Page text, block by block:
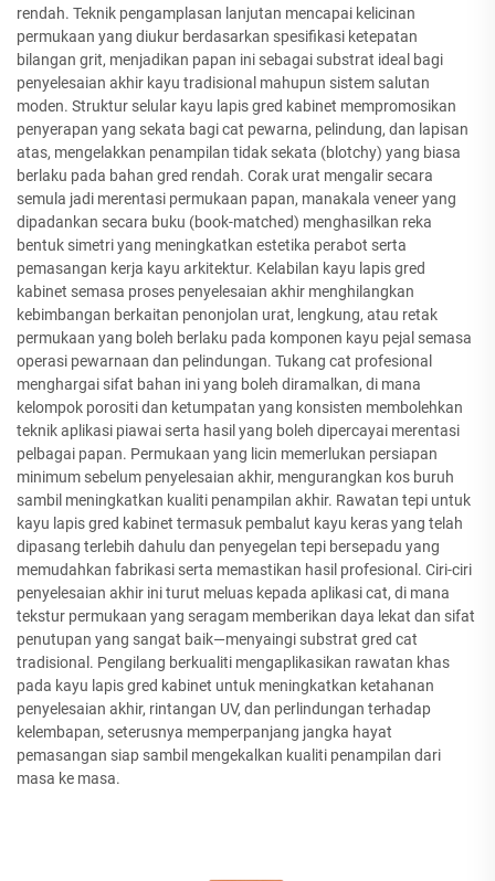
rendah. Teknik pengamplasan lanjutan mencapai kelicinan
permukaan yang diukur berdasarkan spesifikasi ketepatan
bilangan grit, menjadikan papan ini sebagai substrat ideal bagi
penyelesaian akhir kayu tradisional mahupun sistem salutan
moden. Struktur selular kayu lapis gred kabinet mempromosikan
penyerapan yang sekata bagi cat pewarna, pelindung, dan lapisan
atas, mengelakkan penampilan tidak sekata (blotchy) yang biasa
berlaku pada bahan gred rendah. Corak urat mengalir secara
semula jadi merentasi permukaan papan, manakala veneer yang
dipadankan secara buku (book-matched) menghasilkan reka
bentuk simetri yang meningkatkan estetika perabot serta
pemasangan kerja kayu arkitektur. Kelabilan kayu lapis gred
kabinet semasa proses penyelesaian akhir menghilangkan
kebimbangan berkaitan penonjolan urat, lengkung, atau retak
permukaan yang boleh berlaku pada komponen kayu pejal semasa
operasi pewarnaan dan pelindungan. Tukang cat profesional
menghargai sifat bahan ini yang boleh diramalkan, di mana
kelompok porositi dan ketumpatan yang konsisten membolehkan
teknik aplikasi piawai serta hasil yang boleh dipercayai merentasi
pelbagai papan. Permukaan yang licin memerlukan persiapan
minimum sebelum penyelesaian akhir, mengurangkan kos buruh
sambil meningkatkan kualiti penampilan akhir. Rawatan tepi untuk
kayu lapis gred kabinet termasuk pembalut kayu keras yang telah
dipasang terlebih dahulu dan penyegelan tepi bersepadu yang
memudahkan fabrikasi serta memastikan hasil profesional. Ciri-ciri
penyelesaian akhir ini turut meluas kepada aplikasi cat, di mana
tekstur permukaan yang seragam memberikan daya lekat dan sifat
penutupan yang sangat baik—menyaingi substrat gred cat
tradisional. Pengilang berkualiti mengaplikasikan rawatan khas
pada kayu lapis gred kabinet untuk meningkatkan ketahanan
penyelesaian akhir, rintangan UV, dan perlindungan terhadap
kelembapan, seterusnya memperpanjang jangka hayat
pemasangan siap sambil mengekalkan kualiti penampilan dari
masa ke masa.